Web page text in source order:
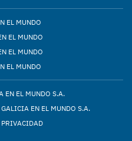
EL MUNDO
EL MUNDO
EL MUNDO
EL MUNDO
EN EL MUNDO S.A.
EN EL MUNDO S.A.